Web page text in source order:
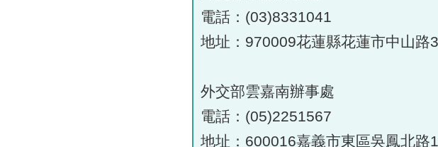
電話：(03)8331041
地址：970009花蓮縣花蓮市中山路
外交部雲嘉南辦事處
電話：(05)2251567
地址：600016嘉義市東區吳鳳北路